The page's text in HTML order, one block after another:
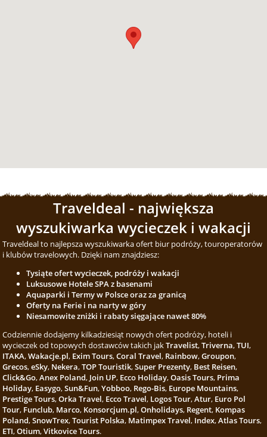
Traveldeal - największa
wyszukiwarka wycieczek i wakacji
Traveldeal to najlepsza wyszukiwarka ofert biur podróży, touroperatorów
i klubów travelowych. Dzięki nam znajdziesz:
Tysiąte ofert wycieczek, podróży i wakacji
Luksusowe Hotele SPA z basenami
Aquaparki i Termy w Polsce oraz za granicą
Oferty na Ferie i na narty w góry
Niesamowite zniżki i rabaty sięgające nawet 80%
Codziennie dodajemy kilkadziesiąt nowych ofert podróży, hoteli i
wycieczek od topowych dostawców takich jakTravelist,Triverna,TUI,
ITAKA,Wakacje.pl, Exim Tours,Coral Travel, Rainbow,Groupon,
Grecos,eSky, Nekera,TOP Touristik,Super Prezenty, Best Reisen,
Click&Go,Anex Poland, Join UP, Ecco Holiday,Oasis Tours, Prima
Holiday, Easygo,Sun&Fun,Yobboo, Rego-Bis, Europe Mountains,
Prestige Tours,Orka Travel, Ecco Travel, Logos Tour,Atur, Euro Pol
Tour, Funclub, Marco, Konsorcjum.pl,Onholidays, Regent, Kompas
Poland,SnowTrex,Tourist Polska, Matimpex Travel, Index,Atlas Tours,
ETI,Otium,Vitkovice Tours.